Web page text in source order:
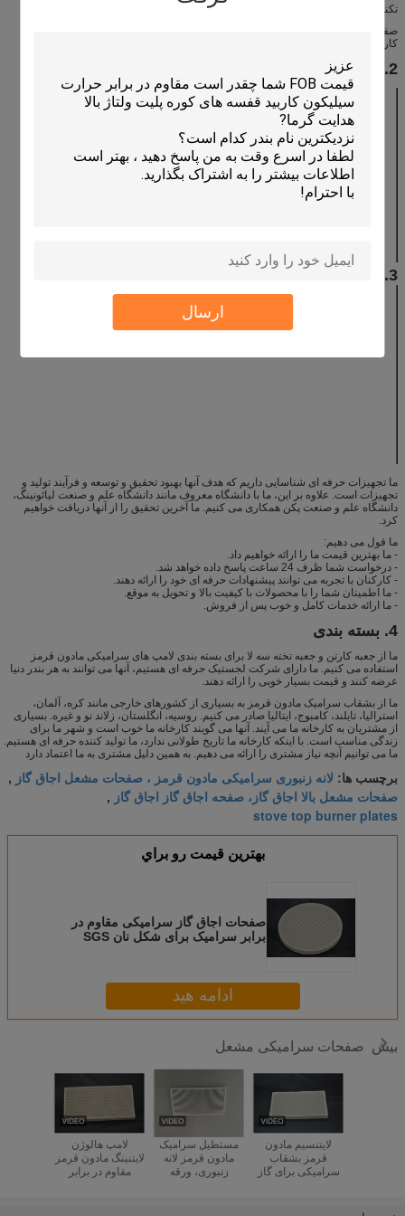
ارسال
تکنولوژی احتراق گاز سنتی است.
صفحه سرامیک مادون قرمز ما این است که صفحه انتقال حرارت بالا است، می تواند
کارآیی سوختن را افزایش دهد.
2. اندازه
اندازه اصلی سایز سحر و جادو سرامیکی HONEYCOMB INFRARED
φ50 * 13mm
φ66 * 13mm
φ107 * 13 میلیمتر
φ136 * 13mm
φ172 * 13mm
میلیمتر
100 * 60 * 13
160 * 60 * 13mm
100 * 70 * 13
میلیمتر
3. مشخصات
کوردیریت
وزن مخصوص (g /
0.6-0.9
ما تجهیزات حرفه ای شناسایی داریم که هدف آنها بهبود تحقیق و توسعه و فرآیند تولید و
تجهیزات است. علاوه بر این، ما با دانشگاه معروف مانند دانشگاه علم و صنعت لیائونینگ،
دانشگاه علم و صنعت پکن همکاری می کنیم. ما آخرین تحقیق را از آنها دریافت خواهیم
کرد.
ما قول می دهیم:
- ما بهترین قیمت ما را ارائه خواهیم داد.
- درخواست شما ظرف 24 ساعت پاسخ داده خواهد شد.
- کارکنان با تجربه می توانند پیشنهادات حرفه ای خود را ارائه دهند.
- ما اطمینان شما را با محصولات با کیفیت بالا و تحویل به موقع.
- ما ارائه خدمات کامل و خوب پس از فروش.
4. بسته بندی
ما از جعبه کارتن و جعبه تخته سه لا برای بسته بندی لامپ های سرامیکی مادون قرمز
استفاده می کنیم. ما دارای شرکت لجستیک حرفه ای هستیم، آنها می توانند به هر بندر دنیا
عرضه کنند و قیمت بسیار خوبی را ارائه دهند.
ما از بشقاب سرامیک مادون قرمز به بسیاری از کشورهای خارجی مانند کره، آلمان،
استرالیا، تایلند، کامبوج، ایتالیا صادر می کنیم. روسیه، انگلستان، زلاند نو و غیره. بسیاری
از مشتریان به کارخانه ما می آیند. آنها می گویند کارخانه ما خوب است و شهر ما برای
زندگی مناسب است. با اینکه کارخانه ما تاریخ طولانی ندارد، ما تولید کننده حرفه ای هستیم.
ما می توانیم آنچه نیاز مشتری را ارائه می دهیم. به همین دلیل مشتری به ما اعتماد دارد
برچسب ها: لانه زنبوری سرامیکی مادون قرمز ، صفحات مشعل اجاق گاز ,
صفحات مشعل بالا اجاق گاز، صفحه اجاق گاز اجاق گاز ,
stove top burner plates
بهترين قيمت رو براي
صفحات اجاق گاز سرامیکی مقاوم در
برابر سرامیک برای شکل نان SGS
ادامه هید
بیش صفحات سرامیکی مشعل
لامپ هالوژن
لایتنینگ مادون قرمز
مقاوم در برابر
مستطیل سرامیک
مادون قرمز لانه
زنبوری، ورقه
لایتنسیم مادون
قرمز بشقاب
سرامیکی برای گاز